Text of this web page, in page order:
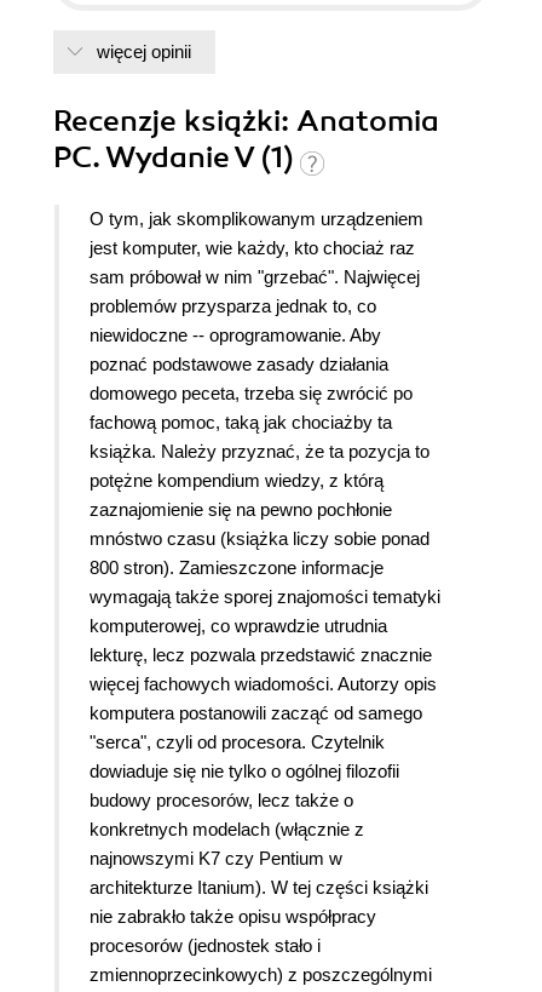
więcej opinii
Recenzje książki: Anatomia
PC. Wydanie V (1)
O tym, jak skomplikowanym urządzeniem
jest komputer, wie każdy, kto chociaż raz
sam próbował w nim "grzebać". Najwięcej
problemów przysparza jednak to, co
niewidoczne -- oprogramowanie. Aby
poznać podstawowe zasady działania
domowego peceta, trzeba się zwrócić po
fachową pomoc, taką jak chociażby ta
książka. Należy przyznać, że ta pozycja to
potężne kompendium wiedzy, z którą
zaznajomienie się na pewno pochłonie
mnóstwo czasu (książka liczy sobie ponad
800 stron). Zamieszczone informacje
wymagają także sporej znajomości tematyki
komputerowej, co wprawdzie utrudnia
lekturę, lecz pozwala przedstawić znacznie
więcej fachowych wiadomości. Autorzy opis
komputera postanowili zacząć od samego
"serca", czyli od procesora. Czytelnik
dowiaduje się nie tylko o ogólnej filozofii
budowy procesorów, lecz także o
konkretnych modelach (włącznie z
najnowszymi K7 czy Pentium w
architekturze Itanium). W tej części książki
nie zabrakło także opisu współpracy
procesorów (jednostek stało i
zmiennoprzecinkowych) z poszczególnymi